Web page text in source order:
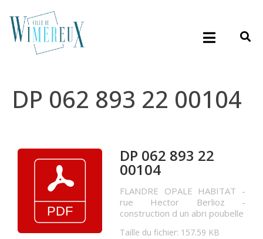
DP 062 893 22 00104
DP 062 893 22
00104
FLANDRE OPALE HABITAT -
rue Hector Berlioz -
construction d un abri poubelle
Taille du fichier: 157.59 KB